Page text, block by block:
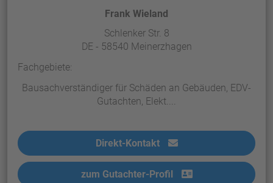
Frank Wieland
Schlenker Str. 8
DE - 58540 Meinerzhagen
Fachgebiete:
Bausachverständiger für Schäden an Gebäuden, EDV-
Gutachten, Elekt....
Direkt-Kontakt
zum Gutachter-Profil